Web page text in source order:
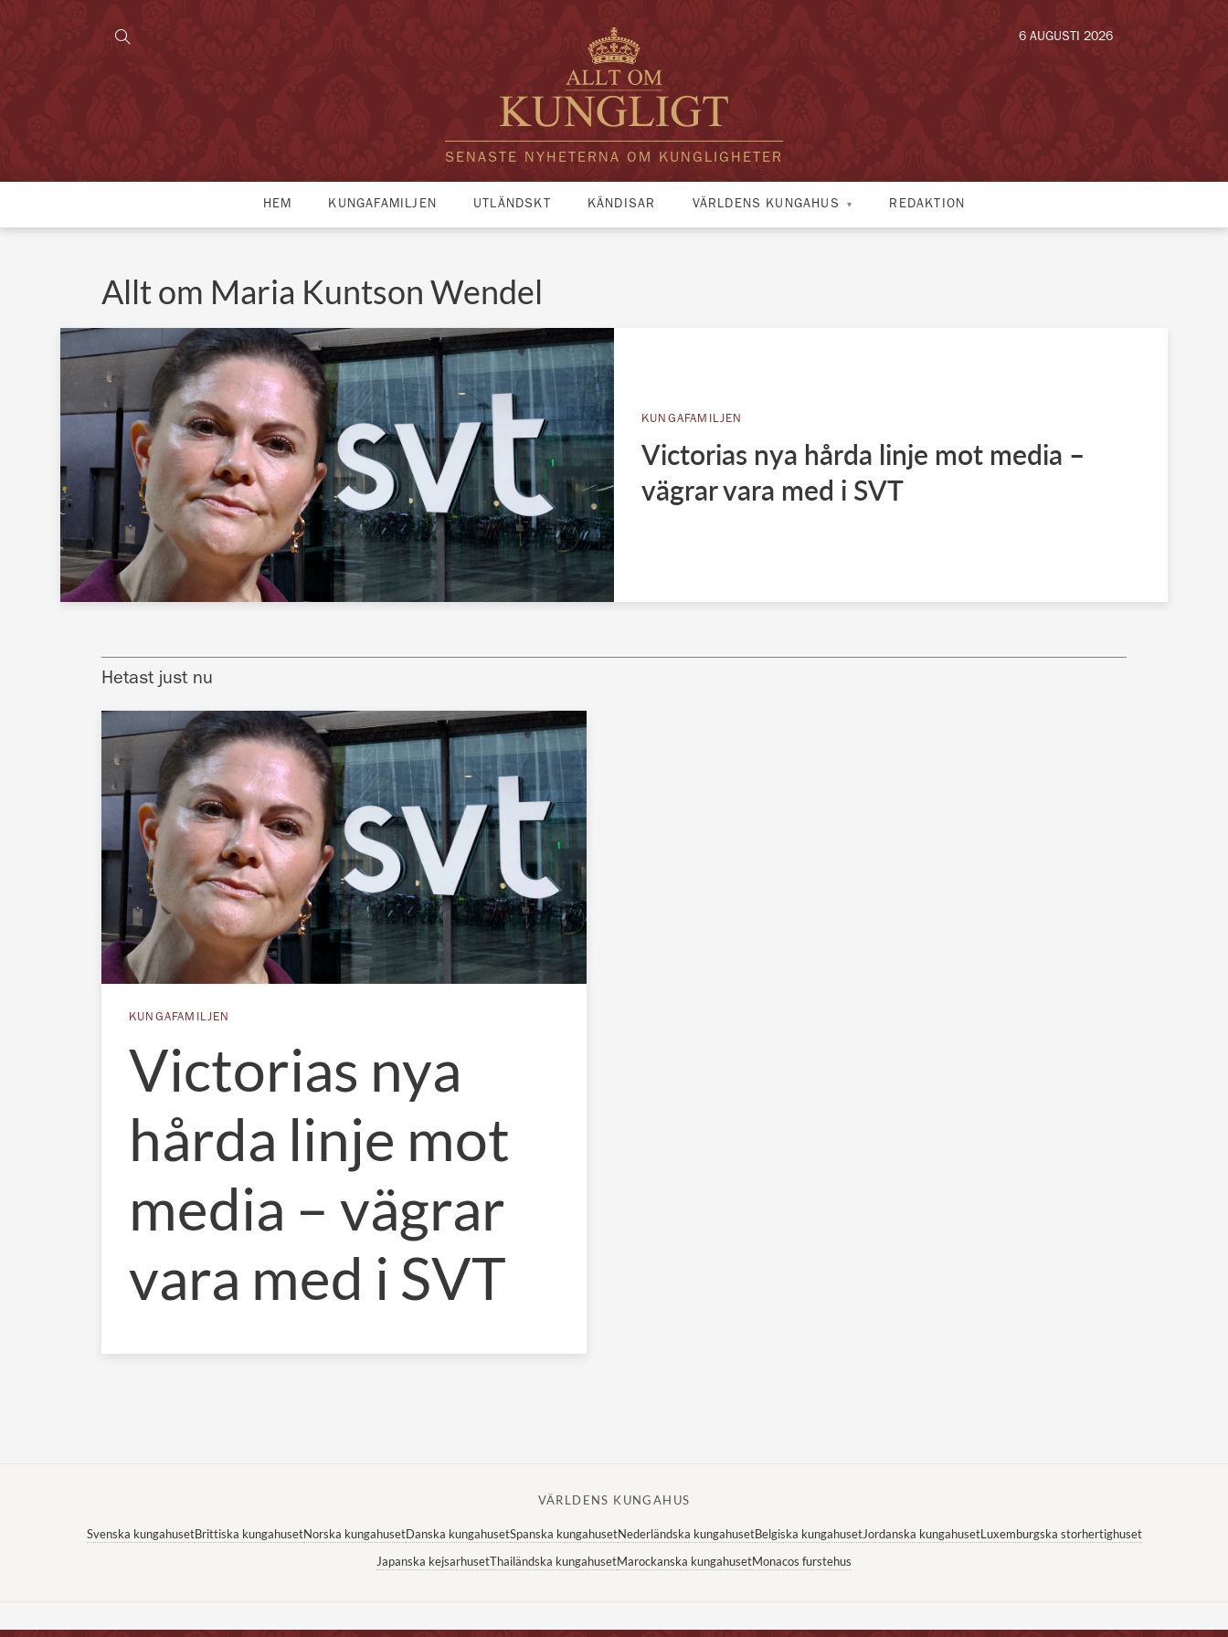
SENASTE NYHETERNA OM KUNGLIGHETER
6 AUGUSTI 2026
HEM KUNGAFAMILJEN UTLÄNDSKT KÄNDISAR VÄRLDENS KUNGAHUS REDAKTION
Allt om Maria Kuntson Wendel
KUNGAFAMILJEN
Victorias nya hårda linje mot media –
vägrar vara med i SVT
Hetast just nu
KUNGAFAMILJEN
Victorias nya
hårda linje mot
media – vägrar
vara med i SVT
VÄRLDENS KUNGAHUS
Svenska kungahusetBrittiska kungahusetNorska kungahusetDanska kungahusetSpanska kungahusetNederländska kungahusetBelgiska kungahusetJordanska kungahusetLuxemburgska storhertighuset
Japanska kejsarhusetThailändska kungahusetMarockanska kungahusetMonacos furstehus